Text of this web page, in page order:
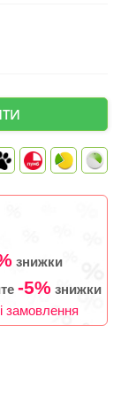
знижки
-5% знижки
замовлення